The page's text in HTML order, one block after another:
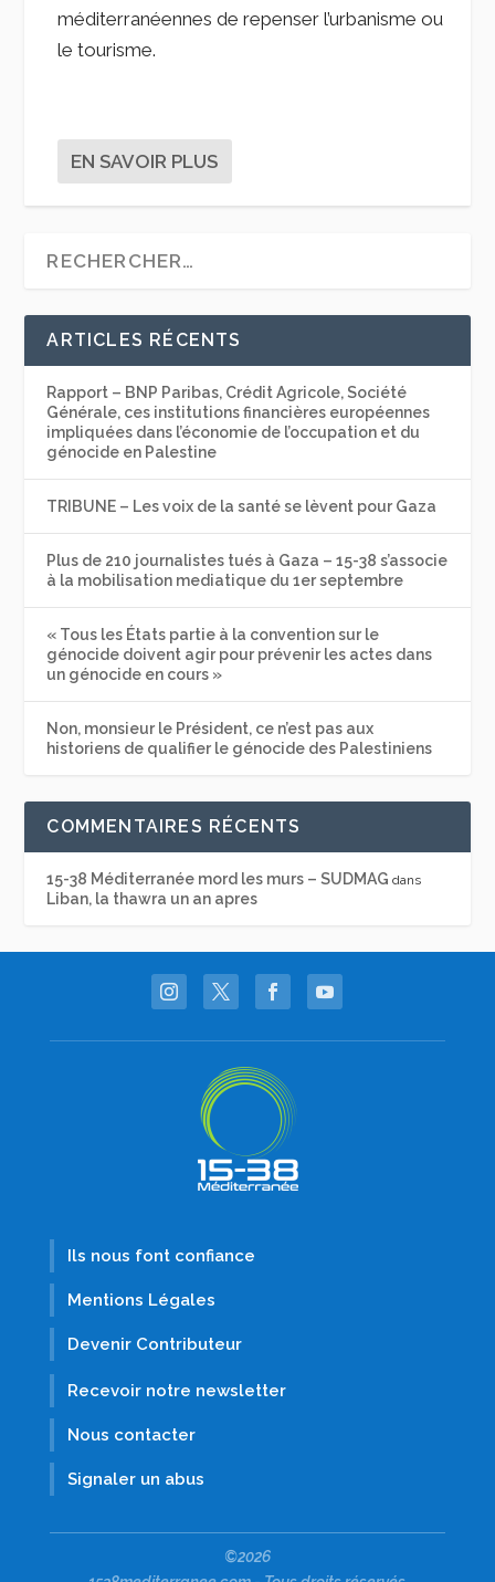
méditerranéennes de repenser l’urbanisme ou
le tourisme.
EN SAVOIR PLUS
ARTICLES RÉCENTS
Rapport – BNP Paribas, Crédit Agricole, Société
Générale, ces institutions financières européennes
impliquées dans l’économie de l’occupation et du
génocide en Palestine
TRIBUNE – Les voix de la santé se lèvent pour Gaza
Plus de 210 journalistes tués à Gaza – 15-38 s’associe
à la mobilisation mediatique du 1er septembre
« Tous les États partie à la convention sur le
génocide doivent agir pour prévenir les actes dans
un génocide en cours »
Non, monsieur le Président, ce n’est pas aux
historiens de qualifier le génocide des Palestiniens
COMMENTAIRES RÉCENTS
15-38 Méditerranée mord les murs – SUDMAG dans
Liban, la thawra un an apres
Ils nous font confiance
Mentions Légales
Devenir Contributeur
Recevoir notre newsletter
Nous contacter
Signaler un abus
©2026